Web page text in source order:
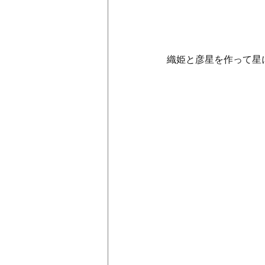
織姫と彦星を作って星